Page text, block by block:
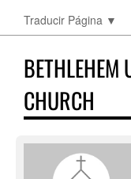
Traducir Página ▼
BETHLEHEM
CHURCH